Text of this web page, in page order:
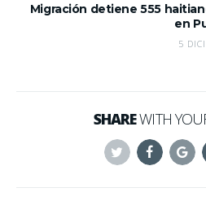
Migración detiene 555
en
5
SHAREWITH